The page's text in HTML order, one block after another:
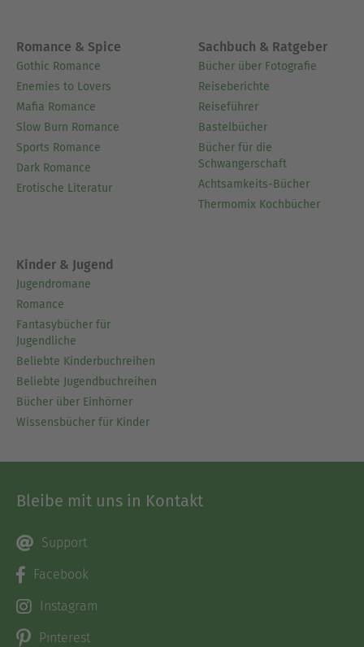
Romance & Spice
Gothic Romance
Enemies to Lovers
Mafia Romance
Slow Burn Romance
Sports Romance
Dark Romance
Erotische Literatur
Sachbuch & Ratgeber
Bücher über Fotografie
Reiseberichte
Reiseführer
Bastelbücher
Bücher für die
Schwangerschaft
Achtsamkeits-Bücher
Thermomix Kochbücher
Kinder & Jugend
Jugendromane
Romance
Fantasybücher für
Jugendliche
Beliebte Kinderbuchreihen
Beliebte Jugendbuchreihen
Bücher über Einhörner
Wissensbücher für Kinder
Bleibe mit uns in Kontakt
Support
Facebook
Instagram
Pinterest